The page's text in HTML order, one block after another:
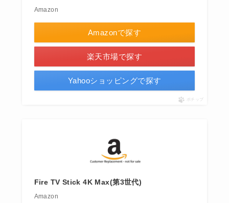
Amazon
Amazonで探す
楽天市場で探す
Yahooショッピングで探す
ポチップ
Fire TV Stick 4K Max(第3世代)
Amazon